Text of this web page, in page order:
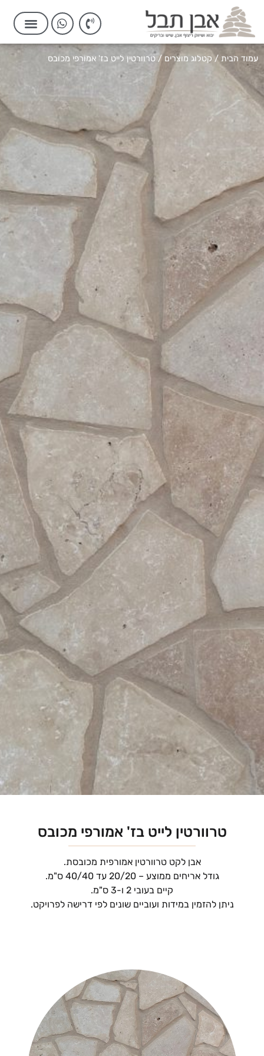
עמוד הבית / קטלוג מוצרים / טרוורטין לייט בז' אמורפי מכובס
טרוורטין לייט בז' אמורפי מכובס
אבן לקט טרוורטין אמורפית מכובסת.
גודל אריחים ממוצע – 20/20 עד 40/40 ס"מ.
קיים בעובי 2 ו-3 ס"מ.
ניתן להזמין במידות ועוביים שונים לפי דרישה לפרויקט.